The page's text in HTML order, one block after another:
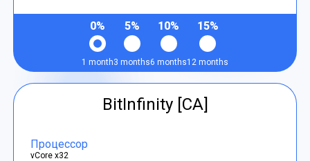
0%
1 month
5%
3 months
10%
6 months
15%
12 months
BitInfinity [CA]
Процессор
vCore x32